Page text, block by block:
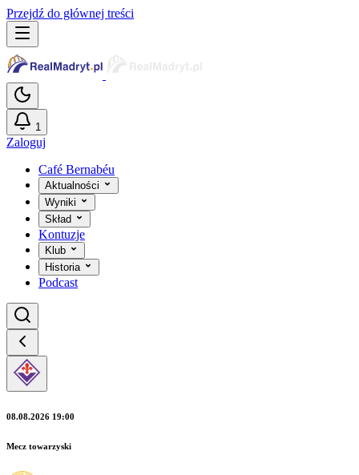
Przejdź do głównej treści
1
Zaloguj
Café Bernabéu
Aktualności
Wyniki
Skład
Kontuzje
Klub
Historia
Podcast
08.08.2026 19:00
Mecz towarzyski